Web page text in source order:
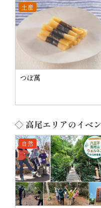
土産
つぼ萬
◇ 高尾エリアのイベ
自然